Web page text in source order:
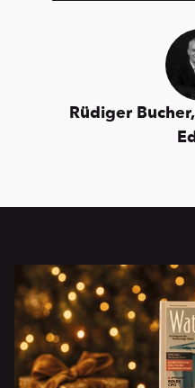
Rüdiger